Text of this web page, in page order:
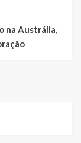
na Austrália,